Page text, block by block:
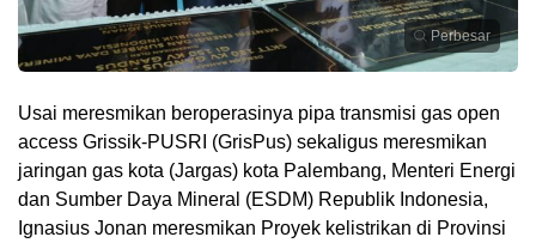
Perbesar
Usai meresmikan beroperasinya pipa transmisi gas open
access Grissik-PUSRI (GrisPus) sekaligus meresmikan
jaringan gas kota (Jargas) kota Palembang, Menteri Energi
dan Sumber Daya Mineral (ESDM) Republik Indonesia,
Ignasius Jonan meresmikan Proyek kelistrikan di Provinsi